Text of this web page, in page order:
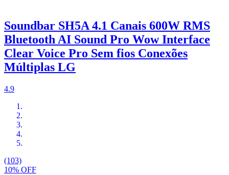
Soundbar SH5A 4.1 Canais 600W RMS
Bluetooth AI Sound Pro Wow Interface
Clear Voice Pro Sem fios Conexões
Múltiplas LG
4.9
(103)
10% OFF